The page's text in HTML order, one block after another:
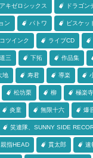
キゼロシックス ドラゴン
ン パトワ ビスケッ
ツインク ライブCD
三 下拓 作品集
地 寿君 導楽
松坊栗 柳 極楽
炎童 無限十六 爆
笑連隊、SUNNY SIDE
親指HEAD 貫太郎 速